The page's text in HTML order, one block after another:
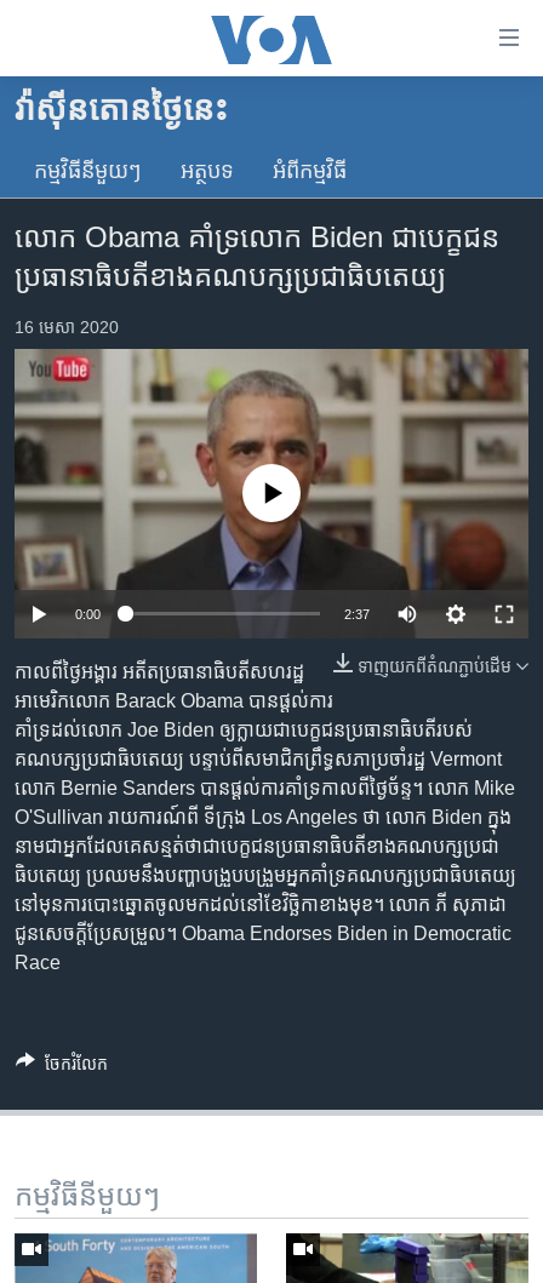
គេហទំព័រ​
ទាក់ទង
និង​
ចូល​
ទំព័រ​
រំលង​
និង​
ទៅ​
ទំព័រ​
រចនា
សម្ព័ន្ធ​
រំលង​
ចូល​
ទៅ​
កាន់​
ទំព័រ​
ស្វែង​
រក
កម្ពុជា
អន្តរជាតិ
កម្ពុជាច្នៃប្រតិដ្ឋ
ព្រឹត្តិការណ៍ព័ត៌មាន
ទូរទស្សន៍ / វីដេអូ​
វិទ្យុ / ផតខាសថ៍
កម្មវិធីទាំងអស់
Khmer English
ភាសា
វ៉ាស៊ីនតោន​ថ្ងៃ​នេះ
កម្មវិធី​នីមួយៗ អត្ថបទ​ អំពី​កម្មវិធី​
លោក Obama គាំទ្រ​លោក Biden ជា​បេក្ខជន​
ប្រធានាធិបតី​ខាង​គណបក្ស​ប្រជាធិបតេយ្យ
16 មេសា 2020
No media source currently available
0:00 2:37
ទាញ​យក​ពី​តំណភ្ជាប់​ដើម
កាល​ពី​ថ្ងៃ​អង្គារ អតីត​ប្រធានាធិបតី​សហរដ្ឋ​
អាមេរិក​លោក Barack Obama បាន​ផ្ដល់​ការ​
គាំទ្រ​ដល់​លោក Joe Biden ឲ្យ​ក្លាយជា​បេក្ខជន​ប្រធានាធិបតី​របស់​
គណបក្ស​ប្រជាធិបតេយ្យ បន្ទាប់ពី​សមាជិក​ព្រឹទ្ធសភា​ប្រចាំ​រដ្ឋ Vermont
លោក Bernie Sanders បាន​ផ្ដល់​ការ​គាំទ្រ​កាល​ពី​ថ្ងៃ​ច័ន្ទ។ លោក Mike
O'Sullivan រាយការណ៍​ពី ទីក្រុង Los Angeles ថា លោក Biden ក្នុង​
នាម​ជា​អ្នក​ដែល​គេ​សន្មត់​ថា​ជា​បេក្ខជន​ប្រធានាធិបតី​ខាង​គណបក្ស​ប្រជា
ធិបតេយ្យ ប្រឈម​នឹង​បញ្ហា​បង្រួបបង្រួម​អ្នក​គាំទ្រ​គណបក្ស​ប្រជាធិបតេយ្យ​
នៅ​មុន​ការ​បោះ​ឆ្នោត​ចូល​មក​ដល់​នៅ​ខែ​វិច្ឆិកា​ខាង​មុខ។ លោក ភី សុភាដា
ជូន​សេចក្ដី​ប្រែ​សម្រួល​។ Obama Endorses Biden in Democratic
Race
ចែករំលែក
កម្មវិធី​នីមួយៗ